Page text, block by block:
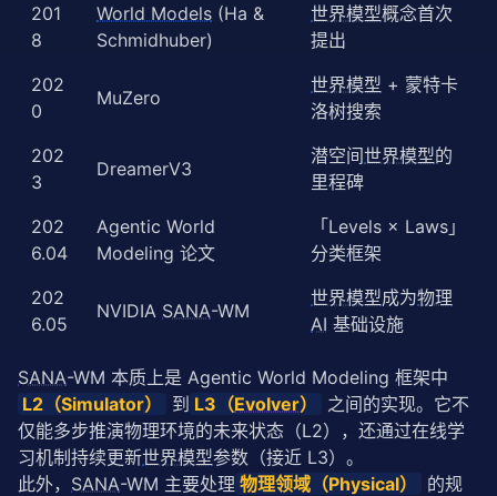
201
8
World Models (Ha &
Schmidhuber)
世界模型概念首次
提出
202
0
MuZero
世界模型 + 蒙特卡
洛树搜索
202
3
DreamerV3
潜空间世界模型的
里程碑
202
6.04
Agentic World
Modeling 论文
「Levels × Laws」
分类框架
202
6.05
NVIDIA SANA-WM
世界模型成为物理
AI 基础设施
SANA-WM 本质上是 Agentic World Modeling 框架中
L2（Simulator）
到 L3（Evolver）
之间的实现。它不
仅能多步推演物理环境的未来状态（L2），还通过在线学
习机制持续更新世界模型参数（接近 L3）。
此外， SANA-WM 主要处理 物理领域（Physical）
的规